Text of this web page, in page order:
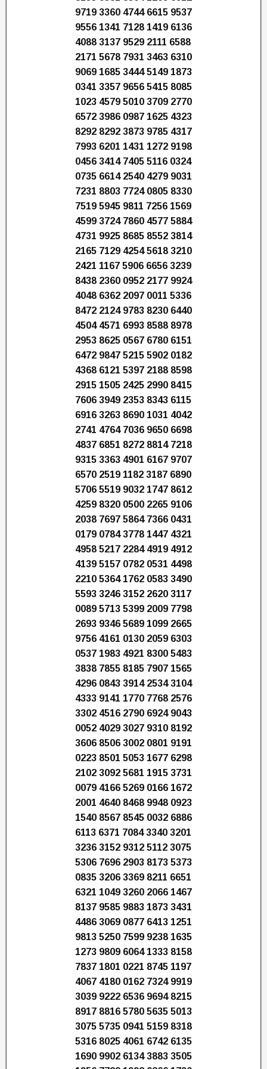
9719 3360 4744 6615 9537
9556 1341 7128 1419 6136
4088 3137 9529 2111 6588
2171 5678 7931 3463 6310
9069 1685 3444 5149 1873
0341 3357 9656 5415 8085
1023 4579 5010 3709 2770
6572 3986 0987 1625 4323
8292 8292 3873 9785 4317
7993 6201 1431 1272 9198
0456 3414 7405 5116 0324
0735 6614 2540 4279 9031
7231 8803 7724 0805 8330
7519 5945 9811 7256 1569
4599 3724 7860 4577 5884
4731 9925 8685 8552 3814
2165 7129 4254 5618 3210
2421 1167 5906 6656 3239
8438 2360 0952 2177 9924
4048 6362 2097 0011 5336
8472 2124 9783 8230 6440
4504 4571 6993 8588 8978
2953 8625 0567 6780 6151
6472 9847 5215 5902 0182
4368 6121 5397 2188 8598
2915 1505 2425 2990 8415
7606 3949 2353 8343 6115
6916 3263 8690 1031 4042
2741 4764 7036 9650 6698
4837 6851 8272 8814 7218
9315 3363 4901 6167 9707
6570 2519 1182 3187 6890
5706 5519 9032 1747 8612
4259 8320 0500 2265 9106
2038 7697 5864 7366 0431
0179 0784 3778 1447 4321
4958 5217 2284 4919 4912
4139 5157 0782 0531 4498
2210 5364 1762 0583 3490
5593 3246 3152 2620 3117
0089 5713 5399 2009 7798
2693 9346 5689 1099 2665
9756 4161 0130 2059 6303
0537 1983 4921 8300 5483
3838 7855 8185 7907 1565
4296 0843 3914 2534 3104
4333 9141 1770 7768 2576
3302 4516 2790 6924 9043
0052 4029 3027 9310 8192
3606 8506 3002 0801 9191
0223 8501 5053 1677 6298
2102 3092 5681 1915 3731
0079 4166 5269 0166 1672
2001 4640 8468 9948 0923
1540 8567 8545 0032 6886
6113 6371 7084 3340 3201
3236 3152 9312 5112 3075
5306 7696 2903 8173 5373
0835 3206 3369 8211 6651
6321 1049 3260 2066 1467
8137 9585 9883 1873 3431
4486 3069 0877 6413 1251
9813 5250 7599 9238 1635
1273 9809 6064 1333 8158
7837 1801 0221 8745 1197
4067 4180 0162 7324 9919
3039 9222 6536 9694 8215
8917 8816 5780 5635 5013
3075 5735 0941 5159 8318
5316 8025 4061 6742 6135
1690 9902 6134 3883 3505